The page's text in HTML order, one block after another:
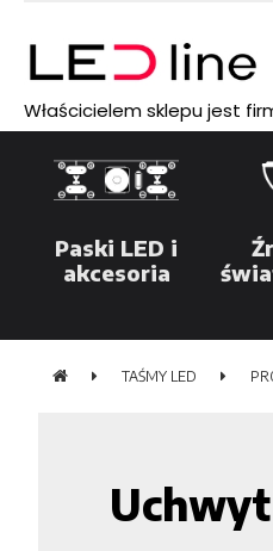
Właścicielem sklepu jest
Paski LED i
akcesoria
TAŚMY LED